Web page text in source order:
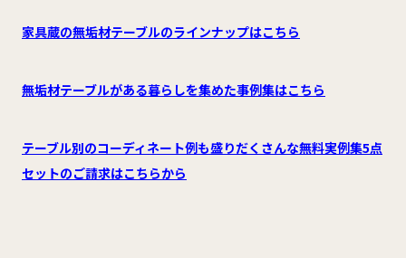
家具蔵の無垢材テーブルのラインナップはこちら
無垢材テーブルがある暮らしを集めた事例集はこちら
テーブル別のコーディネート例も盛りだくさんな無料実例集5点
セットのご請求はこちらから